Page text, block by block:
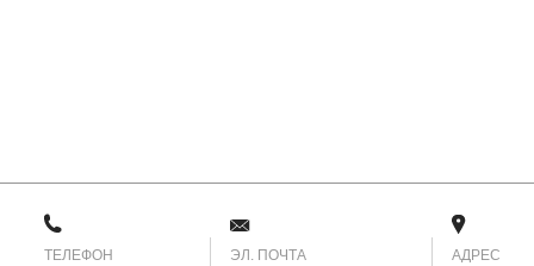
ТЕЛЕФОН ЭЛ. ПОЧТА АДРЕС